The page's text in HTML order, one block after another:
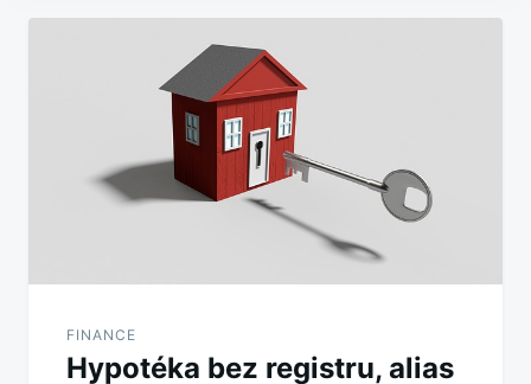
Navigace
příspěvek
FINANCE
Hypotéka bez registru, alias